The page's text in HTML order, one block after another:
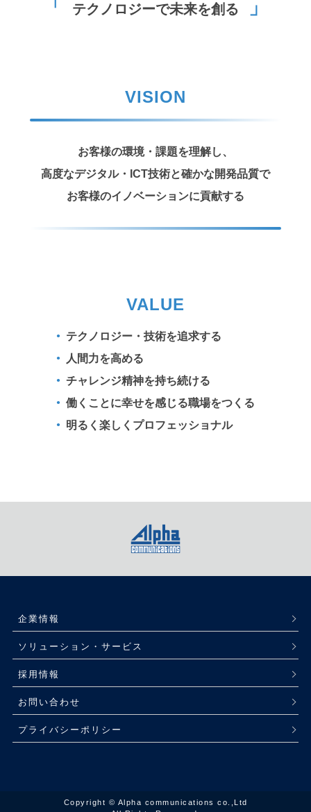
テクノロジーで未来を創る
VISION
お客様の環境・課題を理解し、
高度なデジタル・ICT技術と確かな開発品質で
お客様のイノベーションに貢献する
VALUE
テクノロジー・技術を追求する
人間力を高める
チャレンジ精神を持ち続ける
働くことに幸せを感じる職場をつくる
明るく楽しくプロフェッショナル
企業情報
ソリューション・サービス
採用情報
お問い合わせ
プライバシーポリシー
Copyright © Alpha communications co.,Ltd